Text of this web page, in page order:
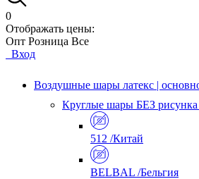
0
Отображать цены:
Опт Розница Все
Вход
Воздушные шары латекс |
Круглые шары БЕЗ рисунка
512 /Китай
BELBAL /Бельгия